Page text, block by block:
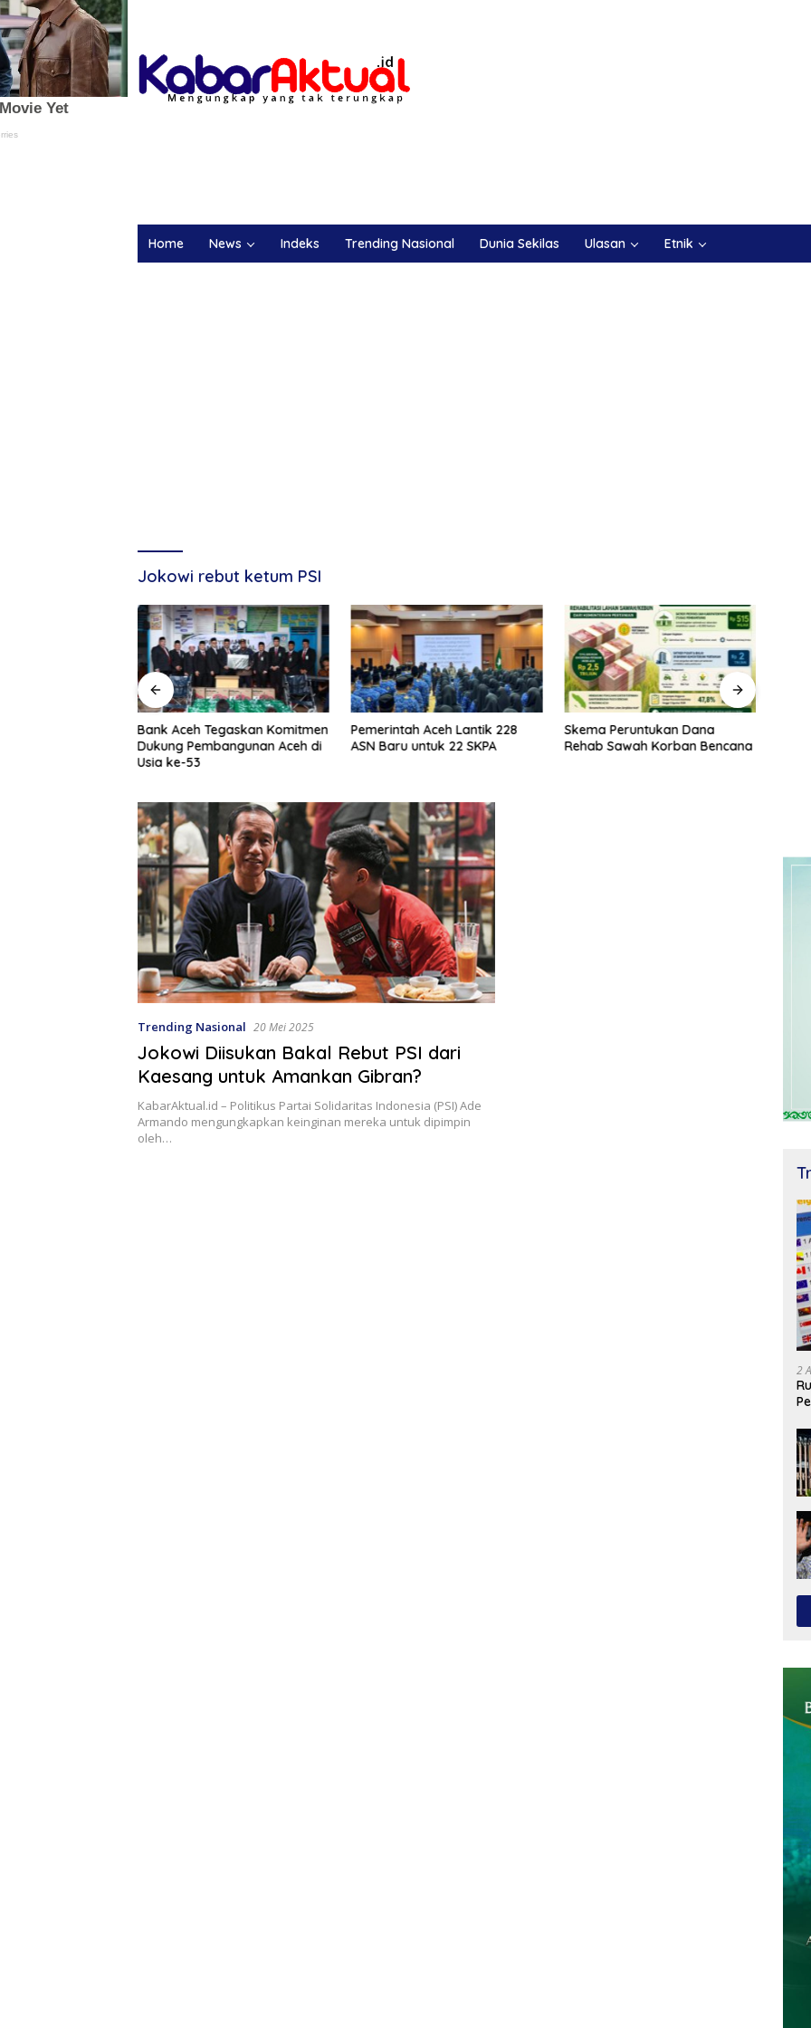
Home News Indeks Trending Nasional Dunia Sekilas Ulasan Etnik
Jokowi rebut ketum PSI
Bank Aceh Tegaskan Komitmen
Dukung Pembangunan Aceh di
Usia ke-53
Pemerintah Aceh Lantik 228
ASN Baru untuk 22 SKPA
Skema Peruntukan Dana
Rehab Sawah Korban Bencana
Trending Nasional 20 Mei 2025
Jokowi Diisukan Bakal Rebut PSI dari
Kaesang untuk Amankan Gibran?
KabarAktual.id – Politikus Partai Solidaritas Indonesia (PSI) Ade
Armando mengungkapkan keinginan mereka untuk dipimpin
oleh…
2